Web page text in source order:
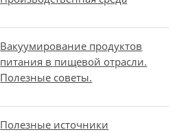
Вакуумирование продуктов
питания в пищевой отрасли.
Полезные советы.
Полезные источники